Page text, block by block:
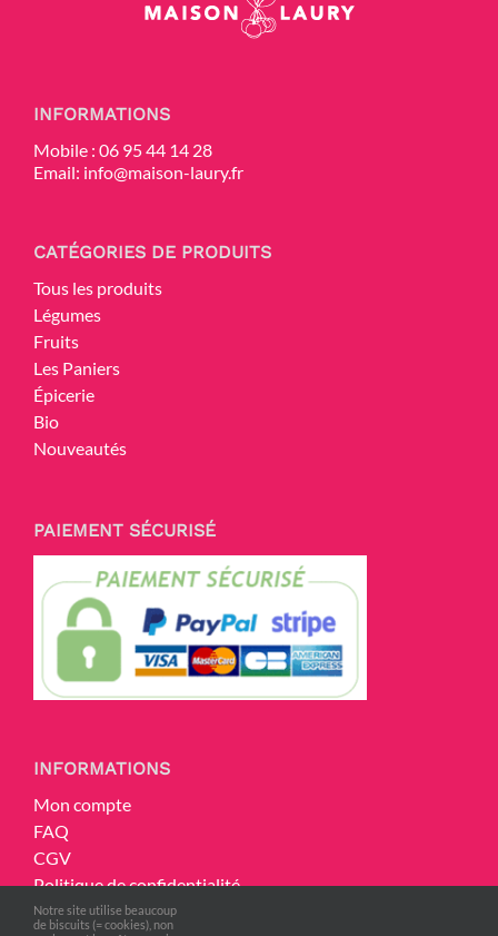
INFORMATIONS
Mobile : 06 95 44 14 28
Email: info@maison-laury.fr
CATÉGORIES DE PRODUITS
Tous les produits
Légumes
Fruits
Les Paniers
Épicerie
Bio
Nouveautés
PAIEMENT SÉCURISÉ
INFORMATIONS
Mon compte
FAQ
CGV
Politique de confidentialité
Mentions légales
Notre site utilise beaucoup
de biscuits (= cookies), non